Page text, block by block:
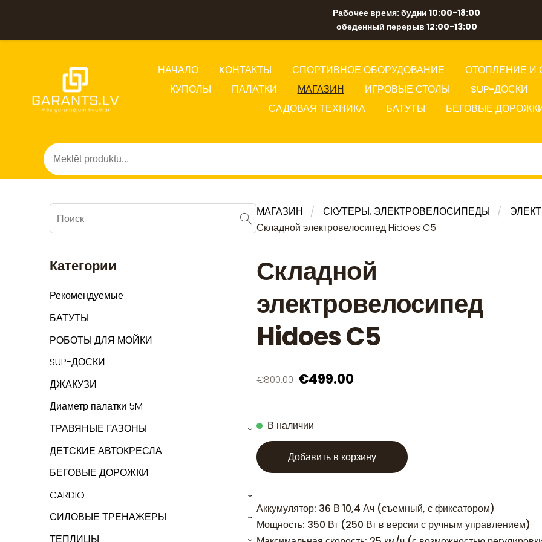
Рабочее время: будни 10:00-18:00
обеденный перерыв 12:00-13:00
НАЧАЛО KОНТАКТЫ СПОРТИВНОЕ ОБОРУДОВАНИЕ
ОТОПЛЕНИЕ И
КУПОЛЫ
ПАЛАТКИ МАГАЗИН ИГРОВЫЕ СТОЛЫ
SUP-ДОСКИ
САДОВАЯ ТЕХНИКА
БАТУТЫ БЕГОВЫЕ
Категории
Рекомендуемые
БАТУТЫ
РОБОТЫ ДЛЯ МОЙКИ
SUP-ДОСКИ
ДЖАКУЗИ
Диаметр палатки 5M
ТРАВЯНЫЕ ГАЗОНЫ
›
ДЕТСКИЕ АВТОКРЕСЛА
БЕГОВЫЕ ДОРОЖКИ
CARDIO
›
СИЛОВЫЕ ТРЕНАЖЕРЫ ›
ТЕПЛИЦЫ ›
МАГАЗИН СКУТЕРЫ, ЭЛЕКТРОВЕЛОСИПЕДЫ
Складной электровелосипед Hidoes C5
Складной
электровелосипед
Hidoes C5
€800.00 €499.00
В наличии
Добавить в корзину
Аккумулятор: 36 В 10,4 Ач (съемный, с фиксатором)
Мощность: 350 Вт (250 Вт в версии с ручным управлением)